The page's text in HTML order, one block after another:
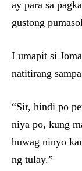
ay para sa
gustong
Lumapit si
natitirang
“Sir, hindi po
niya po, kung
huwag ninyo
ng tulay.”